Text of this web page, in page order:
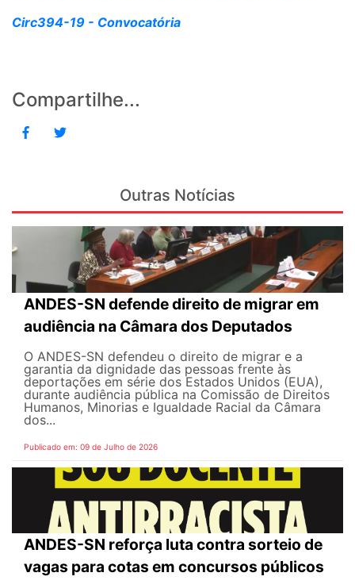
Circ394-19 - Convocatória
Compartilhe...
Outras Notícias
ANDES-SN defende direito de migrar em
audiência na Câmara dos Deputados
O ANDES-SN defendeu o direito de migrar e a
garantia da dignidade das pessoas frente às
deportações em série dos Estados Unidos (EUA),
durante audiência pública na Comissão de Direitos
Humanos, Minorias e Igualdade Racial da Câmara
dos...
Publicado em: 09 de Julho de 2026
ANDES-SN reforça luta contra sorteio de
vagas para cotas em concursos públicos